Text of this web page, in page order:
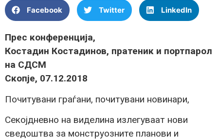
Facebook Twitter LinkedIn
Прес конференција,
Костадин Костадинов, пратеник и портпарол
на СДСМ
Скопје, 07.12.2018
Почитувани граѓани, почитувани новинари,
Секојдневно на виделина излегуваат нови
сведоштва за монструозните планови и